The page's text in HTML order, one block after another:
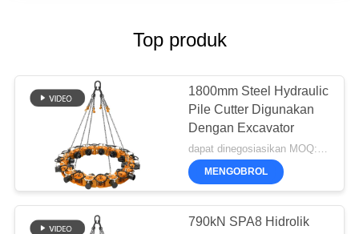
Top produk
1800mm Steel Hydraulic
Pile Cutter Digunakan
Dengan Excavator
MENGOBROL
790kN SPA8 Hidrolik